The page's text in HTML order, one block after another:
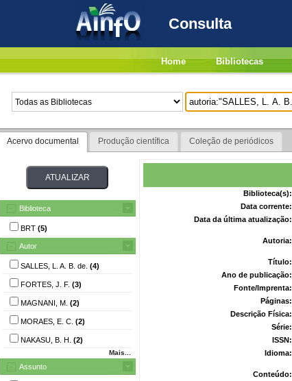
Consulta
Home Bibliotecas
Acervo documental Produção científica Coleção de periódicos
Biblioteca
BRT (5)
Autor
SALLES, L. A. B. de. (4)
FORTES, J. F. (3)
MAGNANI, M. (2)
MORAES, E. C. (2)
NAKASU, B. H. (2)
Mais...
Assunto
Biblioteca(s):
Data corrente:
Data da última atualização:
Autoria:
Título:
Ano de publicação:
Fonte/Imprenta:
Páginas:
Descrição Física:
Série:
ISSN:
Idioma:
Conteúdo: